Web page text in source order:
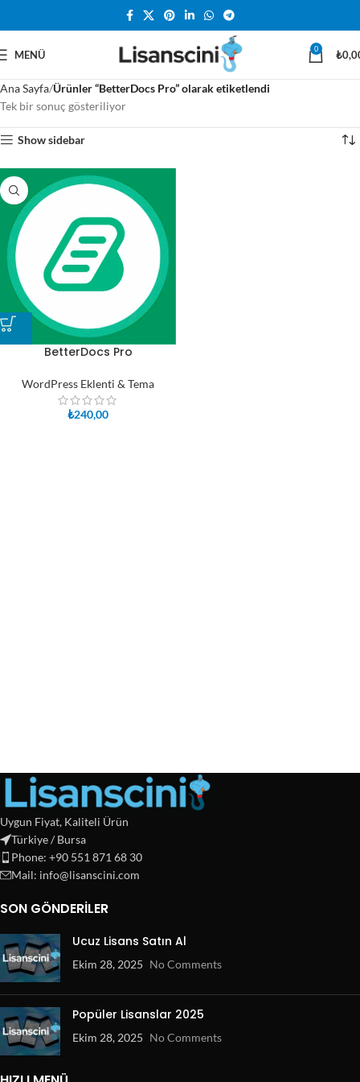
MENÜ 0 ₺
Ana Sayfa Ürünler “BetterDocs Pro” olarak etiketlendi
Tek bir sonuç gösteriliyor
Show sidebar
BetterDocs Pro
WordPress Eklenti & Tema
₺240,00
Uygun Fiyat, Kaliteli Ürün
Türkiye / Bursa
Phone: +90 551 871 68 30
Mail: info@lisanscini.com
SON GÖNDERILER
Ucuz Lisans Satın Al
Ekim 28, 2025 No Comments
Popüler Lisanslar 2025
Ekim 28, 2025 No Comments